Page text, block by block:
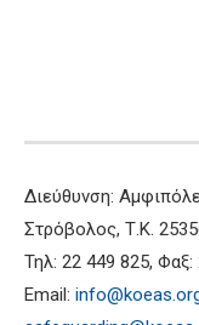
Διεύθυνση:
Στρόβολος, Τ.Κ.
Τηλ: 22 449 825, Φαξ:
Email: